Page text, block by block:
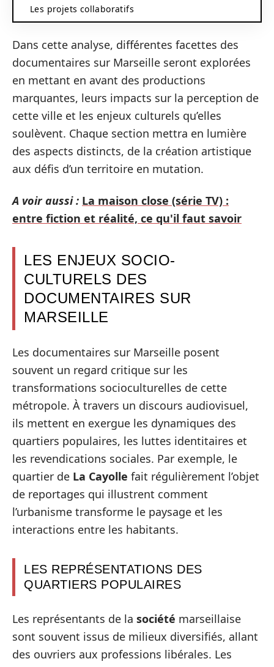
Les projets collaboratifs
Dans cette analyse, différentes facettes des
documentaires sur Marseille seront explorées
en mettant en avant des productions
marquantes, leurs impacts sur la perception de
cette ville et les enjeux culturels qu’elles
soulèvent. Chaque section mettra en lumière
des aspects distincts, de la création artistique
aux défis d’un territoire en mutation.
A voir aussi : La maison close (série TV) :
entre fiction et réalité, ce qu'il faut savoir
LES ENJEUX SOCIO-
CULTURELS DES
DOCUMENTAIRES SUR
MARSEILLE
Les documentaires sur Marseille posent
souvent un regard critique sur les
transformations socioculturelles de cette
métropole. À travers un discours audiovisuel,
ils mettent en exergue les dynamiques des
quartiers populaires, les luttes identitaires et
les revendications sociales. Par exemple, le
quartier de La Cayolle fait régulièrement l’objet
de reportages qui illustrent comment
l’urbanisme transforme le paysage et les
interactions entre les habitants.
LES REPRÉSENTATIONS DES
QUARTIERS POPULAIRES
Les représentants de la société marseillaise
sont souvent issus de milieux diversifiés, allant
des ouvriers aux professions libérales. Les